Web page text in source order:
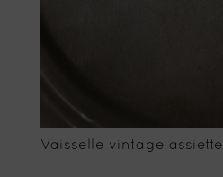
Vaisselle vintage assiette